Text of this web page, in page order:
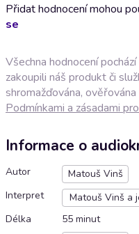
Přidat hodnocení mohou
se
Všechna hodnocení
zakoupili náš produkt či
shromažďována,
Podmínkami a zásadami
Informace o
Autor
Matouš Vinš
Interpret
Matouš Vinš a
Délka
55 minut